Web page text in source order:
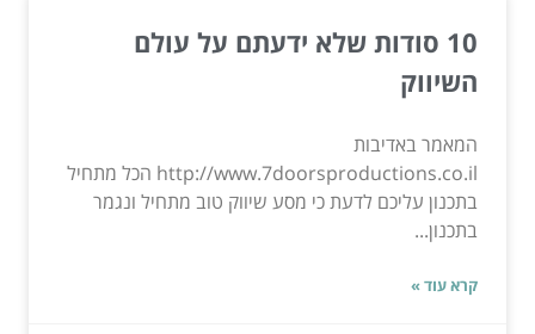
10 סודות שלא ידעתם על עולם
השיווק
המאמר באדיבות
http://www.7doorsproductions.co.il הכל מתחיל
בתכנון עליכם לדעת כי מסע שיווק טוב מתחיל ונגמר
בתכנון...
קרא עוד »